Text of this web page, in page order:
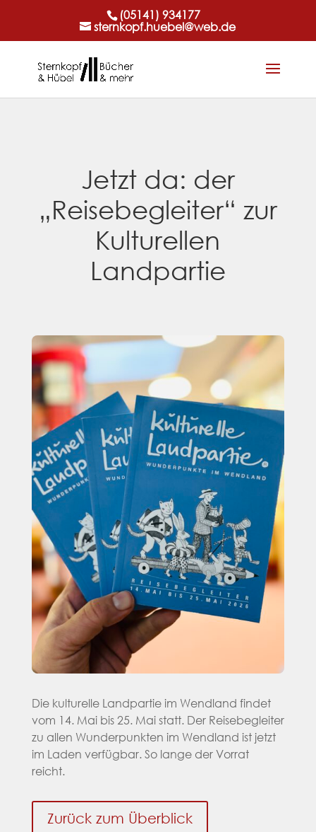
(05141) 934177
sternkopf.huebel@web.de
Jetzt da: der
„Reisebegleiter“ zur
Kulturellen
Landpartie
Die kulturelle Landpartie im Wendland findet
vom 14. Mai bis 25. Mai statt. Der Reisebegleiter
zu allen Wunderpunkten im Wendland ist jetzt
im Laden verfügbar. So lange der Vorrat
reicht.
Zurück zum Überblick